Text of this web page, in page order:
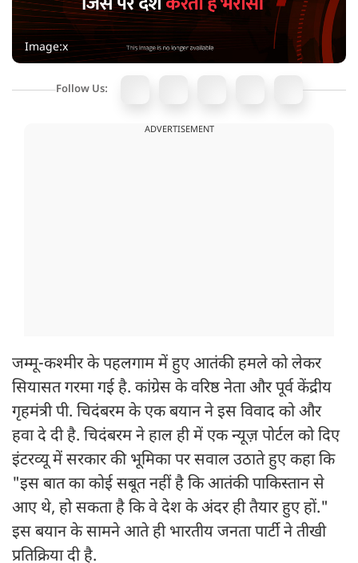
Image:x
Follow Us:
ADVERTISEMENT
जम्मू-कश्मीर के पहलगाम में हुए आतंकी हमले को लेकर
सियासत गरमा गई है. कांग्रेस के वरिष्ठ नेता और पूर्व केंद्रीय
गृहमंत्री पी. चिदंबरम के एक बयान ने इस विवाद को और
हवा दे दी है. चिदंबरम ने हाल ही में एक न्यूज़ पोर्टल को दिए
इंटरव्यू में सरकार की भूमिका पर सवाल उठाते हुए कहा कि
"इस बात का कोई सबूत नहीं है कि आतंकी पाकिस्तान से
आए थे, हो सकता है कि वे देश के अंदर ही तैयार हुए हों."
इस बयान के सामने आते ही भारतीय जनता पार्टी ने तीखी
प्रतिक्रिया दी है.